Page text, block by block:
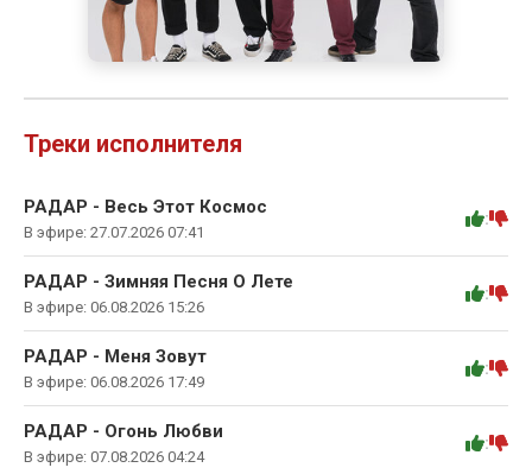
Треки исполнителя
РАДАР - Весь Этот Космос
В эфире: 27.07.2026 07:41
:
РАДАР - Зимняя Песня О Лете
В эфире: 06.08.2026 15:26
:
РАДАР - Меня Зовут
В эфире: 06.08.2026 17:49
:
РАДАР - Огонь Любви
В эфире: 07.08.2026 04:24
: